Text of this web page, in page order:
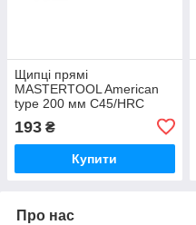
Щипці прямі
MASTERTOOL American
type 200 мм C45/HRC
193 ₴
Купити
Про нас